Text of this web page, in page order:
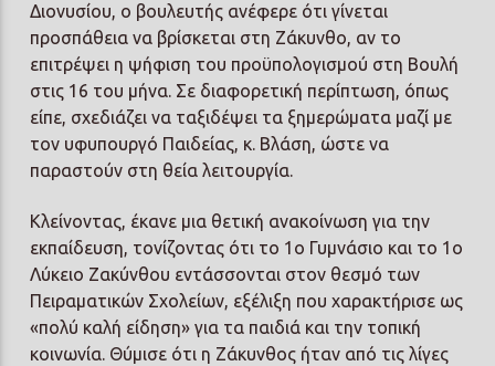
Διονυσίου, ο βουλευτής ανέφερε ότι γίνεται
προσπάθεια να βρίσκεται στη Ζάκυνθο, αν το
επιτρέψει η ψήφιση του προϋπολογισμού στη Βουλή
στις 16 του μήνα. Σε διαφορετική περίπτωση, όπως
είπε, σχεδιάζει να ταξιδέψει τα ξημερώματα μαζί με
τον υφυπουργό Παιδείας, κ. Βλάση, ώστε να
παραστούν στη θεία λειτουργία.
Κλείνοντας, έκανε μια θετική ανακοίνωση για την
εκπαίδευση, τονίζοντας ότι το 1ο Γυμνάσιο και το 1ο
Λύκειο Ζακύνθου εντάσσονται στον θεσμό των
Πειραματικών Σχολείων, εξέλιξη που χαρακτήρισε ως
«πολύ καλή είδηση» για τα παιδιά και την τοπική
κοινωνία. Θύμισε ότι η Ζάκυνθος ήταν από τις λίγες